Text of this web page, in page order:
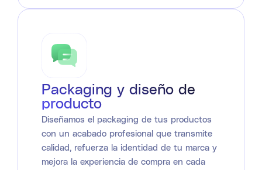
Packaging y diseño de
producto
Diseñamos el packaging de tus productos
con un acabado profesional que transmite
calidad, refuerza la identidad de tu marca y
mejora la experiencia de compra en cada